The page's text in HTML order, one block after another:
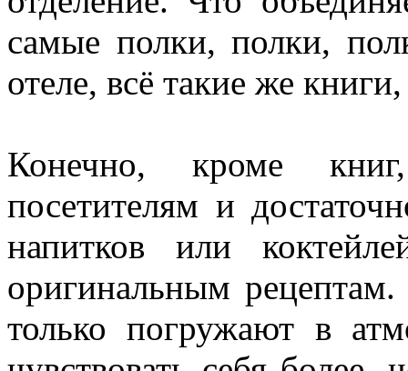
самые полки, полки,
отеле, всё такие же
Конечно, кроме
посетителям и
напитков или
оригинальным
только погружают в